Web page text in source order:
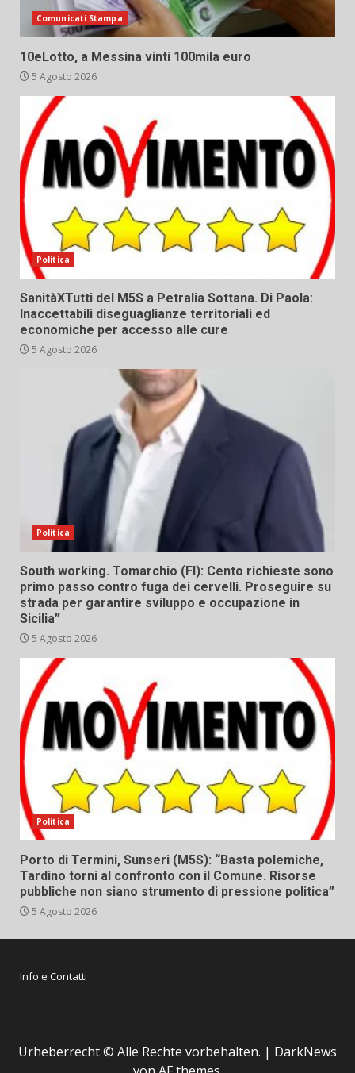
Comunicati Stampa
10eLotto, a Messina vinti 100mila euro
5 Agosto 2026
Politica
SanitàXTutti del M5S a Petralia Sottana. Di Paola:
Inaccettabili diseguaglianze territoriali ed
economiche per accesso alle cure
5 Agosto 2026
Politica
South working. Tomarchio (FI): Cento richieste sono
primo passo contro fuga dei cervelli. Proseguire su
strada per garantire sviluppo e occupazione in
Sicilia”
5 Agosto 2026
Politica
Porto di Termini, Sunseri (M5S): “Basta polemiche,
Tardino torni al confronto con il Comune. Risorse
pubbliche non siano strumento di pressione politica”
5 Agosto 2026
Info e Contatti
Urheberrecht © Alle Rechte vorbehalten. | DarkNews